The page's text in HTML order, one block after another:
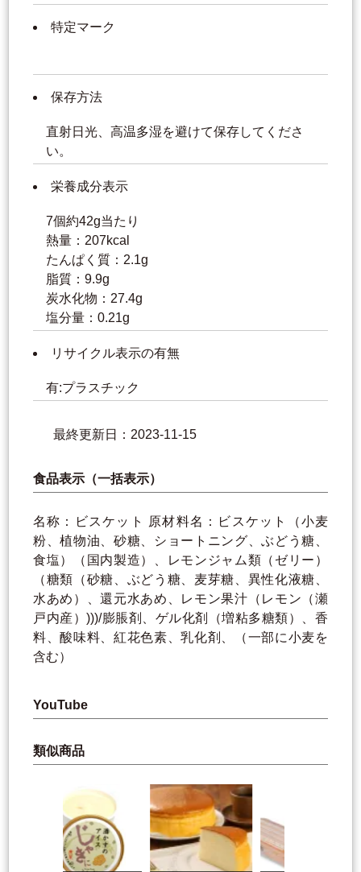
特定マーク
保存方法
直射日光、高温多湿を避けて保存してくださ
い。
栄養成分表示
7個約42g当たり
熱量：207kcal
たんぱく質：2.1g
脂質：9.9g
炭水化物：27.4g
塩分量：0.21g
リサイクル表示の有無
有:プラスチック
最終更新日：2023-11-15
食品表示（一括表示）
名称：ビスケット 原材料名：ビスケット（小麦
粉、植物油、砂糖、ショートニング、ぶどう糖、
食塩）（国内製造）、レモンジャム類（ゼリー）
（糖類（砂糖、ぶどう糖、麦芽糖、異性化液糖、
水あめ）、還元水あめ、レモン果汁（レモン（瀬
戸内産）)))/膨脹剤、ゲル化剤（増粘多糖類）、香
料、酸味料、紅花色素、乳化剤、（一部に小麦を
含む）
YouTube
類似商品